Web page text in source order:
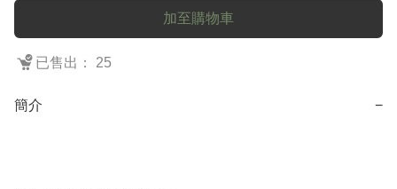
加至購物車
已售出： 25
簡介 −